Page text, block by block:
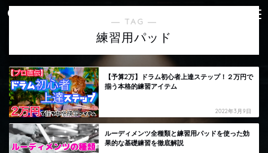
― TAG ―
練習用パッド
【予算2万】ドラム初心者上達ステップ！２万円で
揃う本格的練習アイテム
2022年3月9日
ルーディメンツ全種類と練習用パッドを使った効
果的な基礎練習を徹底解説